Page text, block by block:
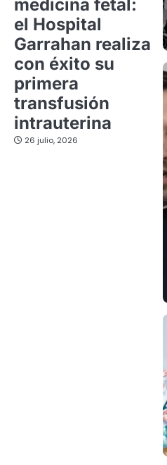
medicina fetal:
el Hospital
Garrahan realiza
con éxito su
primera
transfusión
intrauterina
26 julio, 2026